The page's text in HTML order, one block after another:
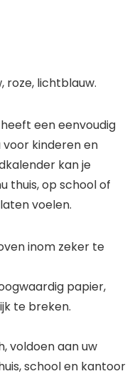
roze, lichtblauw.
een eenvoudig
kinderen en
kan je
thuis, op school of
voelen.
inom zeker te
papier,
te breken.
voldoen aan uw
school en kantoor